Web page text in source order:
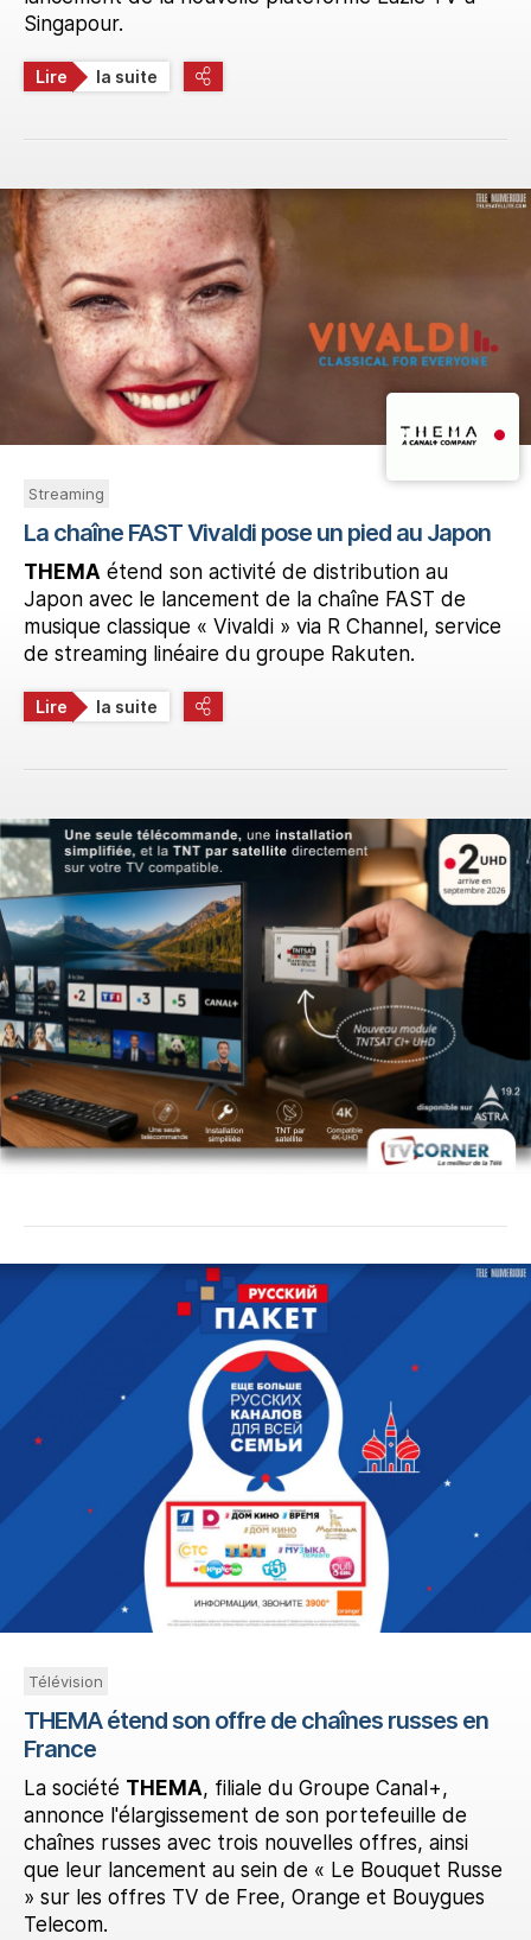
Singapour.
Lire la suite
Streaming
La chaîne FAST Vivaldi pose un pied au Japon
THEMA étend son activité de distribution au
Japon avec le lancement de la chaîne FAST de
musique classique « Vivaldi » via R Channel, service
de streaming linéaire du groupe Rakuten.
Lire la suite
Télévision
THEMA étend son offre de chaînes russes en
France
La société THEMA, filiale du Groupe Canal+,
annonce l'élargissement de son portefeuille de
chaînes russes avec trois nouvelles offres, ainsi
que leur lancement au sein de « Le Bouquet Russe
» sur les offres TV de Free, Orange et Bouygues
Telecom.